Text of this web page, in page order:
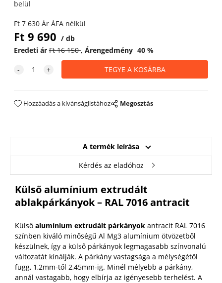
belül
Ft 7 630 Ár ÁFA nélkül
Ft 9 690
db
Eredeti ár Ft16 150 Árengedmény 40%
Hozzáadás a kívánságlistához Megosztás
A termék leírása
Kérdés az eladóhoz
Külső alumínium extrudált
ablakpárkányok – RAL 7016 antracit
Külső alumínium extrudált párkányokantracit RAL 7016
színben kiváló minőségű Al Mg3 alumínium ötvözetből
készülnek, így a külső párkányok legmagasabb színvonalú
változatát kínálják. A párkány vastagsága a mélységétől
függ, 1,2mm-től 2,45mm-ig. Minél mélyebb a párkány,
annál vastagabb, hogy elbírja az igényesebb terhelést. A